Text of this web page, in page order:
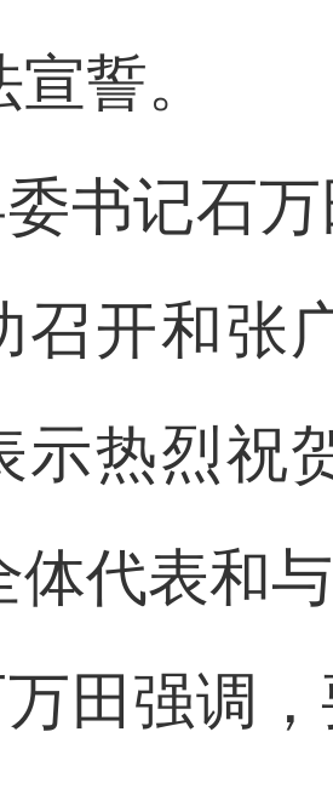
誓。
书记石
召开和张
示热烈祝
体代表和
田强调